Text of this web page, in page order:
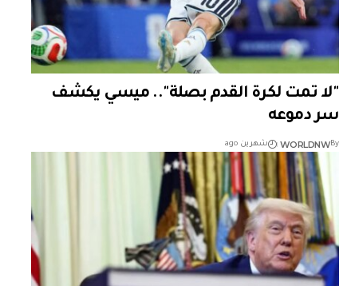
"لا تمت لكرة القدم بصلة".. ميسي يكشف
سر دموعه
By
WORLDNW شهرين ago